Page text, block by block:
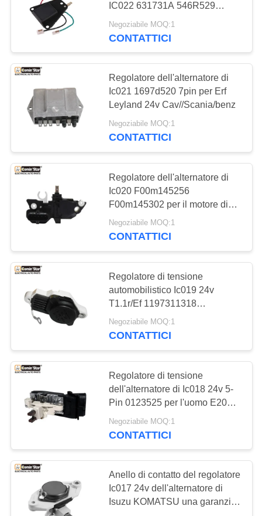
MAPPA
SITO
POLITICA
SULLA
PRIVACY
Compressore
elettrico del
condizionamento
d'aria
Motore di controllo
di comando
Solenoide di arresto
del motore
Regolatore
dell'alternatore
30
IC022 631731A 546R529
1830029
Negoziabile MOQ:1
CONTATTICI
Regolatore dell'alternatore di
Ic021 1697d520 7pin per Erf
Leyland 24v Cav//Scania/benz
Negoziabile MOQ:1
CONTATTICI
Regolatore dell'alternatore di
Ic020 F00m145256
F00m145302 per il motore di
Om541 Om542
Negoziabile MOQ:1
CONTATTICI
Regolatore di tensione
automobilistico Ic019 24v
T1.1r/Ef 1197311318
1197011000 di
Negoziabile MOQ:1
CONTATTICI
Regolatore di tensione
dell'alternatore di Ic018 24v 5-
Pin 0123525 per l'uomo E2000
F2000 L2000
Negoziabile MOQ:1
CONTATTICI
Anello di contatto del regolatore
Ic017 24v dell'alternatore di
Isuzu KOMATSU una garanzia